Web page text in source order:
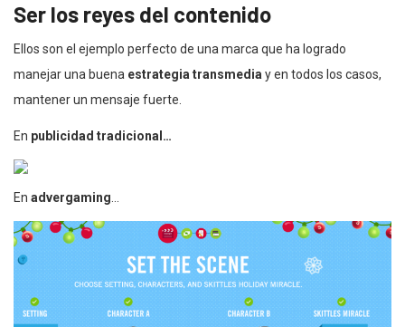
Ser los reyes del contenido
Ellos son el ejemplo perfecto de una marca que ha logrado
manejar una buena estrategia transmedia y en todos los casos,
mantener un mensaje fuerte.
En publicidad tradicional…
En advergaming